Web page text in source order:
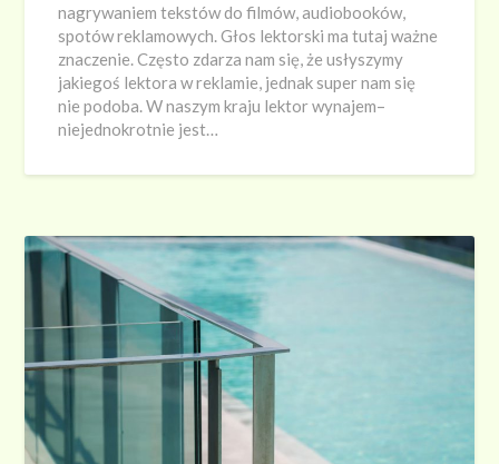
nagrywaniem tekstów do filmów, audiobooków,
spotów reklamowych. Głos lektorski ma tutaj ważne
znaczenie. Często zdarza nam się, że usłyszymy
jakiegoś lektora w reklamie, jednak super nam się
nie podoba. W naszym kraju lektor wynajem–
niejednokrotnie jest…